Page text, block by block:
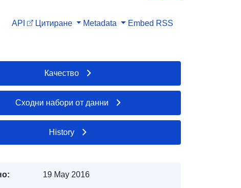
API Цитиране Metadata Embed RSS
Качество
Сходни набори от данни
History
19 May 2016